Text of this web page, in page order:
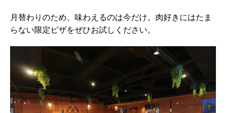
月替わりのため、味わえるのは今だけ。肉好きにはたま
らない限定ピザをぜひお試しください。